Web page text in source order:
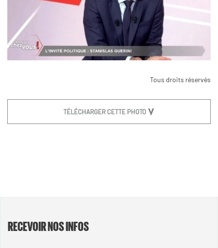
Tous droits réservés
TÉLÉCHARGER CETTE PHOTO
RECEVOIR NOS INFOS